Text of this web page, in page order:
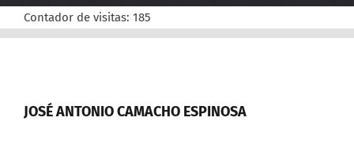
Contador de visitas: 185
JOSÉ ANTONIO CAMACHO ESPINOSA